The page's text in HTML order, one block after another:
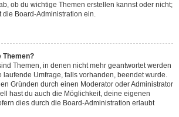
ob du wichtige Themen erstellen kannst oder nicht;
Board-Administration ein.
Themen?
Themen, in denen nicht mehr geantwortet werden
laufende Umfrage, falls vorhanden, beendet wurde.
Gründen durch einen Moderator oder Administrator
hast du auch die Möglichkeit, deine eigenen
dies durch die Board-Administration erlaubt